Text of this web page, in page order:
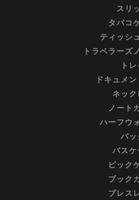
スリ
タバコ
ティッシ
トラベラーズ
トレ
ドキュメ
ネック
ノート
ハーフウ
バッ
パスケ
ピック
ブック
ブレス